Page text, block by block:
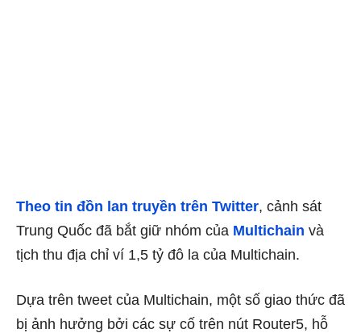
Theo tin đồn lan truyền trên Twitter, cảnh sát
Trung Quốc đã bắt giữ nhóm của Multichain và
tịch thu địa chỉ ví 1,5 tỷ đô la của Multichain.
Dựa trên tweet của Multichain, một số giao thức đã
bị ảnh hưởng bởi các sự cố trên nút Router5, hỗ